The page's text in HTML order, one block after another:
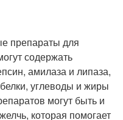
препараты для
содержать
амилаза и липаза,
углеводы и жиры
могут быть и
которая помогает